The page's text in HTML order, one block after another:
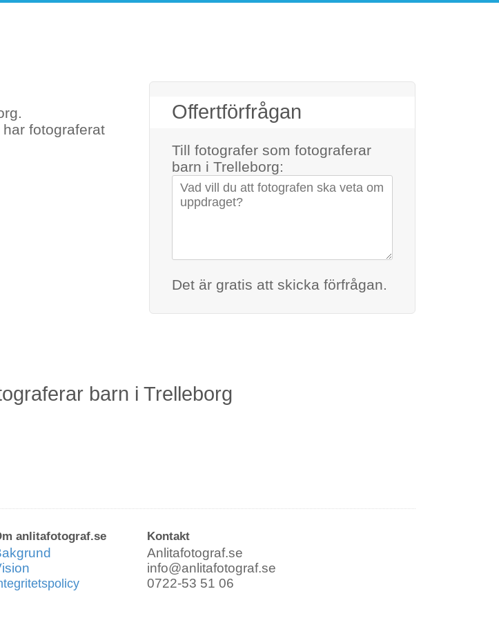
fotograferat
Offertförfrågan
Till fotografer som fotograferar
barn i Trelleborg:
Dina kontaktuppgifter
Det är gratis att skicka förfrågan.
barn i Trelleborg
Bebis
Vänner
anlitafotograf.se Kontakt
Anlitafotograf.se
info@anlitafotograf.se
0722-53 51 06